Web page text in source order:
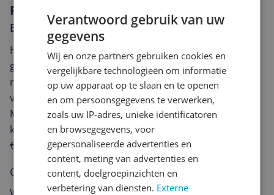
Reviews
Er zijn nog geen reviews geschreven
Heb jij dit product in bezit en wil je graag je mening
geven? Start dan hieronder met het schrijven van je
review. Afhankelijk van de details duurt het schrijven
van een review gemiddeld tussen de 3 en 10 minuten.
Met jouw mening help je andere bezoekers een betere
keuze te maken én maak je iedere maand kans op
€250,-!
Klik hier voor de actievoorwaarden.
Cijfer
Verantwoord gebruik van uw
gegevens
Wij en onze partners gebruiken cookies en
vergelijkbare technologieën om informatie
op uw apparaat op te slaan en te openen
en om persoonsgegevens te verwerken,
zoals uw IP-adres, unieke identificatoren
en browsegegevens, voor
gepersonaliseerde advertenties en
content, meting van advertenties en
content, doelgroepinzichten en
verbetering van diensten. Externe